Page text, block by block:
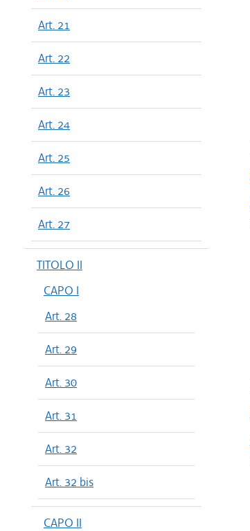
Art. 21
Art. 22
Art. 23
Art. 24
Art. 25
Art. 26
Art. 27
TITOLO II
CAPO I
Art. 28
Art. 29
Art. 30
Art. 31
Art. 32
Art. 32 bis
CAPO II